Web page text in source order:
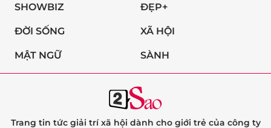
SHOWBIZ ĐẸP+
ĐỜI SỐNG XÃ HỘI
MẬT NGỮ SÀNH
Trang tin tức giải trí xã hội dành cho giới trẻ của công ty